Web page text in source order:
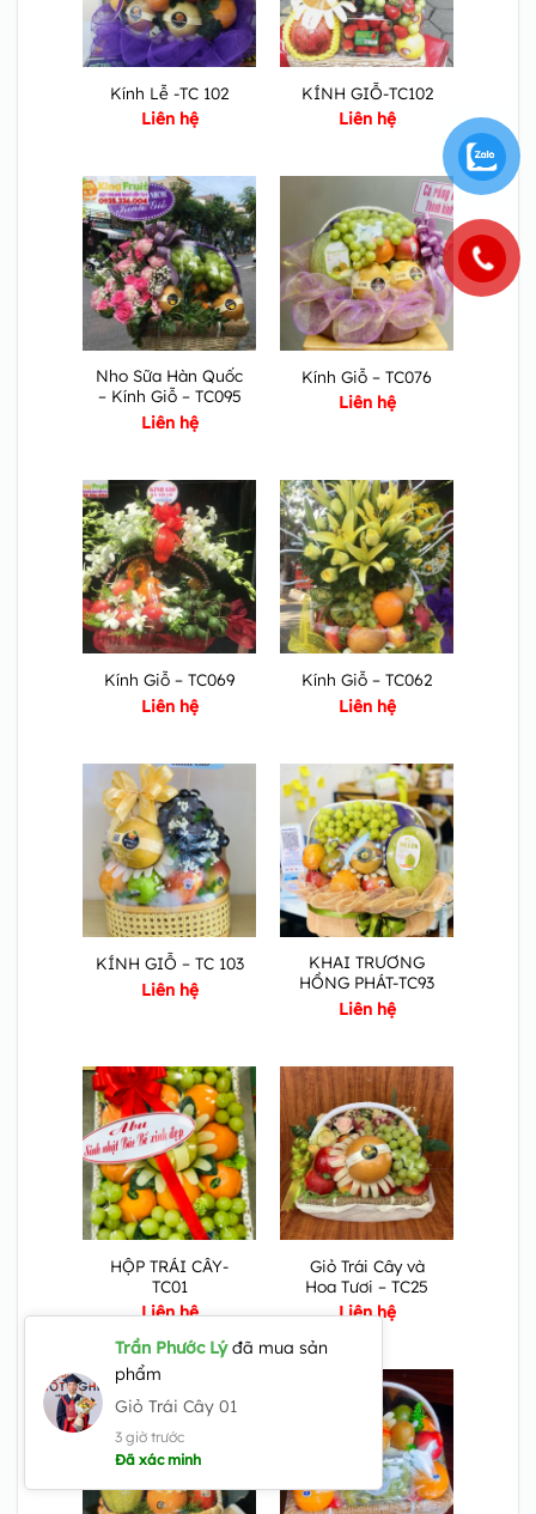
Kính Lễ -TC 102
Liên hệ
KÍNH GIỖ-TC102
Liên hệ
Nho Sữa Hàn Quốc
– Kính Giỗ – TC095
Liên hệ
Kính Giỗ – TC076
Liên hệ
Kính Giỗ – TC069
Liên hệ
Kính Giỗ – TC062
Liên hệ
KÍNH GIỖ – TC 103
Liên hệ
KHAI TRƯƠNG
HỒNG PHÁT-TC93
Liên hệ
HỘP TRÁI CÂY-
TC01
Liên hệ
Giỏ Trái Cây và
Hoa Tươi – TC25
Liên hệ